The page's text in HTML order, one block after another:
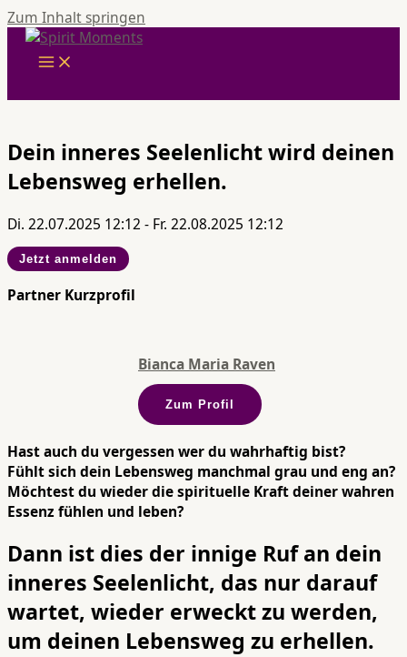
Zum Inhalt springen
Dein inneres Seelenlicht wird deinen
Lebensweg erhellen.
Di. 22.07.2025 12:12 - Fr. 22.08.2025 12:12
Jetzt anmelden
Partner Kurzprofil
Bianca Maria Raven
Zum Profil
Hast auch du vergessen wer du wahrhaftig bist?
Fühlt sich dein Lebensweg manchmal grau und eng an?
Möchtest du wieder die spirituelle Kraft deiner wahren
Essenz fühlen und leben?
Dann ist dies der innige Ruf an dein
inneres Seelenlicht, das nur darauf
wartet, wieder erweckt zu werden,
um deinen Lebensweg zu erhellen.